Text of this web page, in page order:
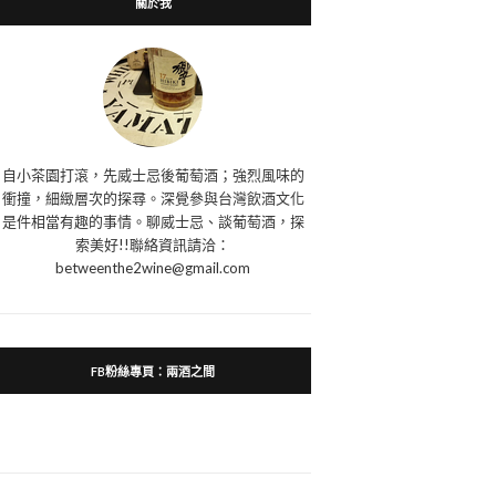
自小茶園打滾，先威士忌後葡萄酒；強烈風味的
衝撞，細緻層次的探尋。深覺參與台灣飲酒文化
是件相當有趣的事情。聊威士忌、談葡萄酒，探
索美好!!聯絡資訊請洽：
betweenthe2wine@gmail.com
FB粉絲專頁：兩酒之間